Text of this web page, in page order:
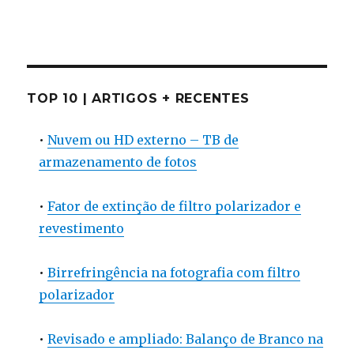
TOP 10 | ARTIGOS + RECENTES
•Nuvem ou HD externo – TB de
armazenamento de fotos
•Fator de extinção de filtro polarizador e
revestimento
•Birrefringência na fotografia com filtro
polarizador
•Revisado e ampliado: Balanço de Branco na